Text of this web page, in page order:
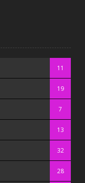
11
19
7
13
32
28